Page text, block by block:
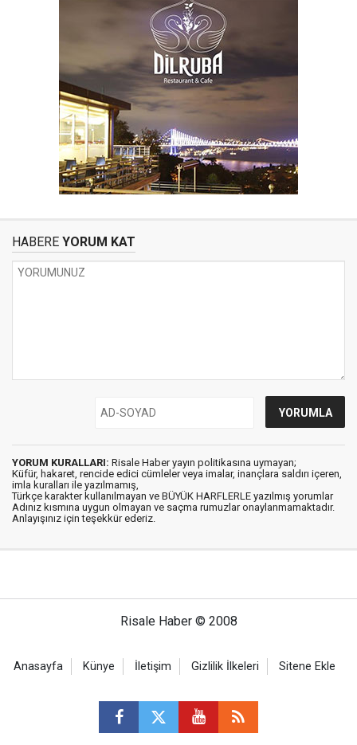
HABERE YORUM KAT
YORUM KURALLARI: Risale Haber yayın politikasına uymayan;
Küfür, hakaret, rencide edici cümleler veya imalar, inançlara saldırı içeren,
imla kuralları ile yazılmamış,
Türkçe karakter kullanılmayan ve BÜYÜK HARFLERLE yazılmış yorumlar
Adınız kısmına uygun olmayan ve saçma rumuzlar onaylanmamaktadır.
Anlayışınız için teşekkür ederiz.
Risale Haber © 2008
Anasayfa Künye İletişim Gizlilik İlkeleri Sitene Ekle